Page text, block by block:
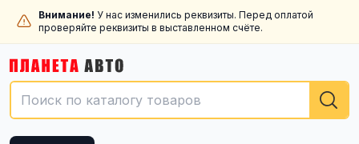
Внимание! У нас изменились реквизиты. Перед оплатой
проверяйте реквизиты в выставленном счёте.